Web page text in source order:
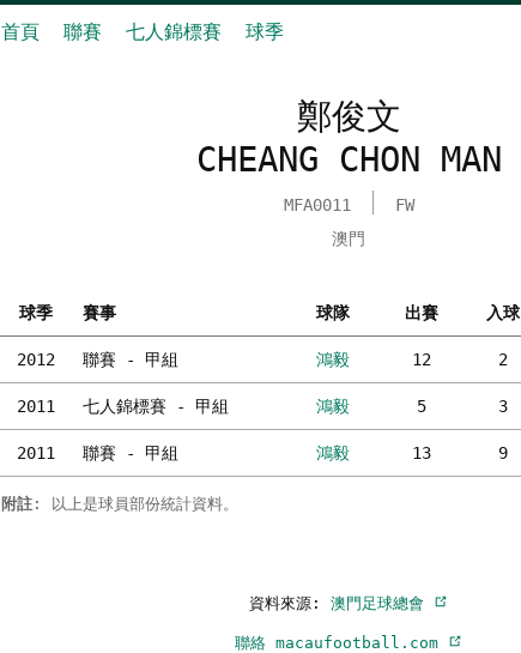
首頁 聯賽 七人錦標賽 球季
鄭俊文
CHEANG CHON MAN
MFA0011
FW
澳門
球季 賽事 球隊 出賽 入球
2012 聯賽 - 甲組 鴻毅 12 2
2011 七人錦標賽 - 甲組 鴻毅 5 3
2011 聯賽 - 甲組 鴻毅 13 9
附註 : 以上是球員部份統計資料。
資料來源: 澳門足球總會
聯絡 macaufootball.com